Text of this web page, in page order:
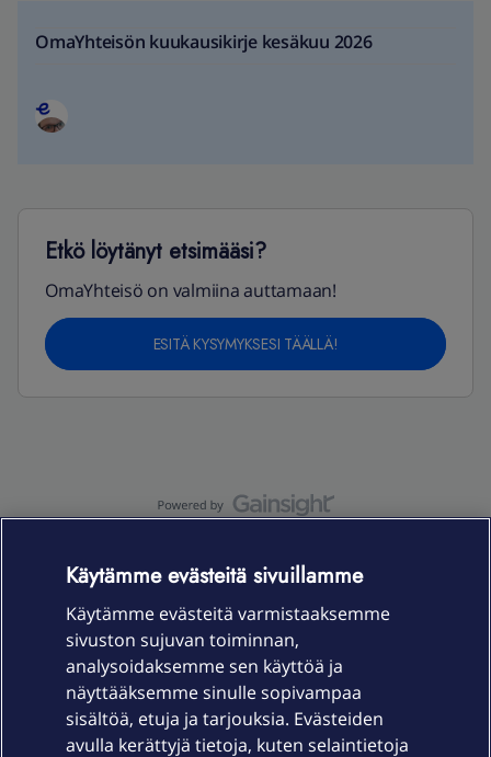
OmaYhteisön kuukausikirje kesäkuu 2026
Etkö löytänyt etsimääsi?
OmaYhteisö on valmiina auttamaan!
ESITÄ KYSYMYKSESI TÄÄLLÄ!
Laitteet & liittymät
Palvelut
Käytämme evästeitä sivuillamme
Käytämme evästeitä varmistaaksemme
sivuston sujuvan toiminnan,
analysoidaksemme sen käyttöä ja
näyttääksemme sinulle sopivampaa
sisältöä, etuja ja tarjouksia. Evästeiden
avulla kerättyjä tietoja, kuten selaintietoja